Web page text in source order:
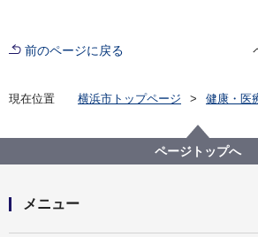
前のページに戻る
現在位置 横浜市トップページ
健康・医
依存症対策～やめたくてもやめら
依存症関連研修
こころの健康相談センター主催
ページトップへ
メニュー